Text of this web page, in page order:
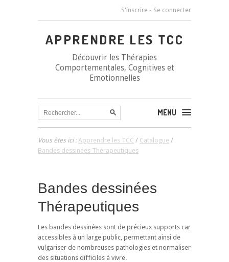
S'inscrire - Se connecter
APPRENDRE LES TCC
Découvrir les Thérapies
Comportementales, Cognitives et
Emotionnelles
MENU
Vous êtes ici :Apprendre les TCC / Catalogue /
Bandes dessinées Thérapeutiques
Bandes dessinées
Thérapeutiques
Les bandes dessinées sont de précieux supports car
accessibles à un large public, permettant ainsi de
vulgariser de nombreuses pathologies et normaliser
des situations difficiles à vivre.